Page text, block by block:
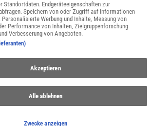
Standortdaten. Endgeräteeigenschaften zur
Speichern von oder Zugriff auf Informationen
Personalisierte Werbung und Inhalte, Messung von
Performance von Inhalten, Zielgruppenforschung
Verbesserung von Angeboten.
Akzeptieren
Alle ablehnen
Zwecke anzeigen